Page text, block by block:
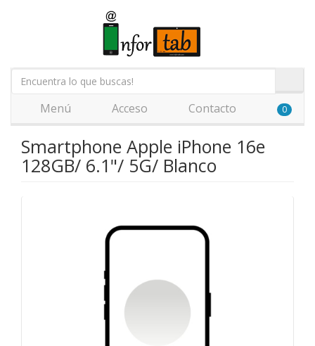
Menú Acceso Contacto 0
Smartphone Apple iPhone 16e
128GB/ 6.1"/ 5G/ Blanco